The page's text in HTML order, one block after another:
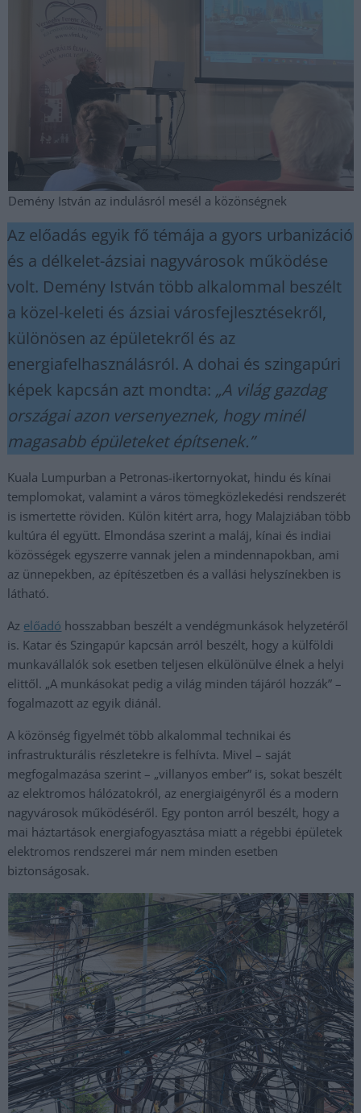
Demény István az indulásról mesél a közönségnek
Az előadás egyik fő témája a gyors urbanizáció
és a délkelet-ázsiai nagyvárosok működése
volt. Demény István több alkalommal beszélt
a közel-keleti és ázsiai városfejlesztésekről,
különösen az épületekről és az
energiafelhasználásról. A dohai és szingapúri
képek kapcsán azt mondta: „A világ gazdag
országai azon versenyeznek, hogy minél
magasabb épületeket építsenek.”
Kuala Lumpurban a Petronas-ikertornyokat, hindu és kínai
templomokat, valamint a város tömegközlekedési rendszerét
is ismertette röviden. Külön kitért arra, hogy Malajziában több
kultúra él együtt. Elmondása szerint a maláj, kínai és indiai
közösségek egyszerre vannak jelen a mindennapokban, ami
az ünnepekben, az építészetben és a vallási helyszínekben is
látható.
Az előadó hosszabban beszélt a vendégmunkások helyzetéről
is. Katar és Szingapúr kapcsán arról beszélt, hogy a külföldi
munkavállalók sok esetben teljesen elkülönülve élnek a helyi
elittől. „A munkásokat pedig a világ minden tájáról hozzák” –
fogalmazott az egyik diánál.
A közönség figyelmét több alkalommal technikai és
infrastrukturális részletekre is felhívta. Mivel – saját
megfogalmazása szerint – „villanyos ember” is, sokat beszélt
az elektromos hálózatokról, az energiaigényről és a modern
nagyvárosok működéséről. Egy ponton arról beszélt, hogy a
mai háztartások energiafogyasztása miatt a régebbi épületek
elektromos rendszerei már nem minden esetben
biztonságosak.